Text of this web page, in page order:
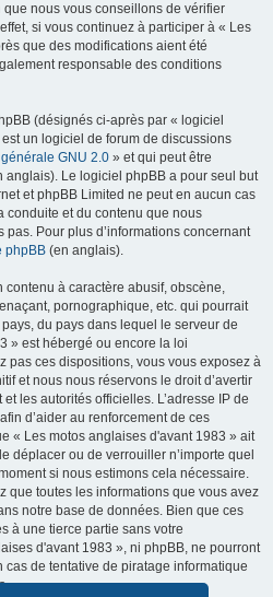
nous vous conseillons de vérifier
si vous continuez à participer à « Les
que des modifications aient été
responsable des conditions
(désignés ci-après par « logiciel
un logiciel de forum de discussions
GNU 2.0 » et qui peut être
anglais). Le logiciel phpBB a pour seul but
et phpBB Limited ne peut en aucun cas
conduite et du contenu que nous
pas. Pour plus d’informations concernant
phpBB (en anglais).
à caractère abusif, obscène,
pornographique, etc. qui pourrait
du pays dans lequel le serveur de
» est hébergé ou encore la loi
pas ces dispositions, vous vous exposez à
et nous nous réservons le droit d’avertir
les autorités officielles. L’adresse IP de
d’aider au renforcement de ces
« Les motos anglaises d'avant 1983 » ait
déplacer ou de verrouiller n’importe quel
si nous estimons cela nécessaire.
que toutes les informations que vous avez
notre base de données. Bien que ces
à une tierce partie sans votre
d'avant 1983 », ni phpBB, ne pourront
de tentative de piratage informatique